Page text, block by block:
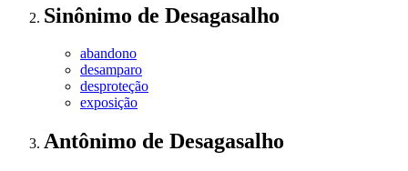
Sinônimo de Desagasalho
abandono
desamparo
desproteção
exposição
Antônimo de Desagasalho